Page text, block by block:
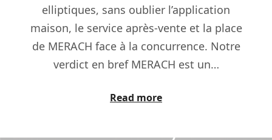
elliptiques, sans oublier l’application
maison, le service après-vente et la place
de MERACH face à la concurrence. Notre
verdict en bref MERACH est un…
Read more